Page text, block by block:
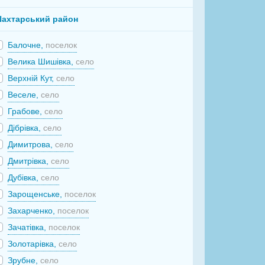
район
Балочне, поселок
Велика Шишівка,село
Верхній Кут,село
Веселе,село
Грабове,село
Дібрівка,село
Димитрова,село
Дмитрівка,село
Дубівка,село
Зарощенське, поселок
Захарченко, поселок
Зачатівка, поселок
Золотарівка,село
Зрубне,село